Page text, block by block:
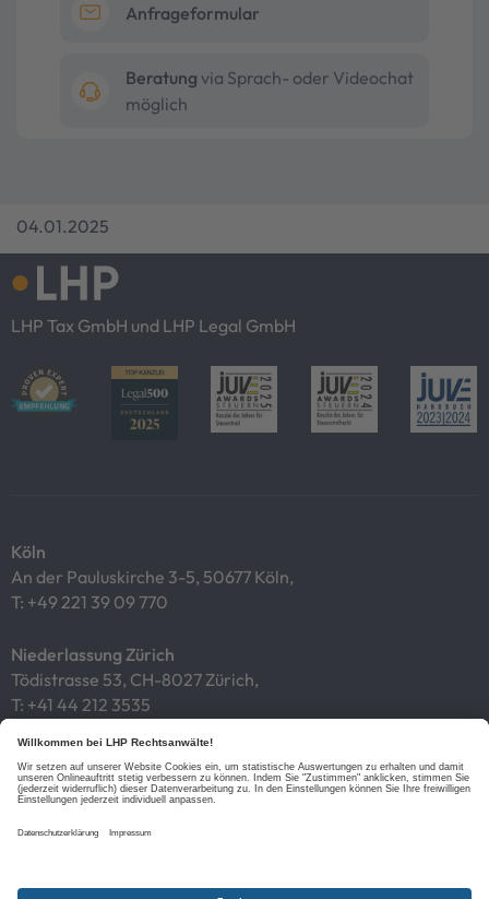
Anfrageformular
Beratung via Sprach- oder Videochat
möglich
04.01.2025
LHP Tax GmbH und LHP Legal GmbH
Köln
An der Pauluskirche 3-5, 50677 Köln,
T: +49 221 39 09 770
Niederlassung Zürich
Tödistrasse 53, CH-8027 Zürich,
T: +41 44 212 3535